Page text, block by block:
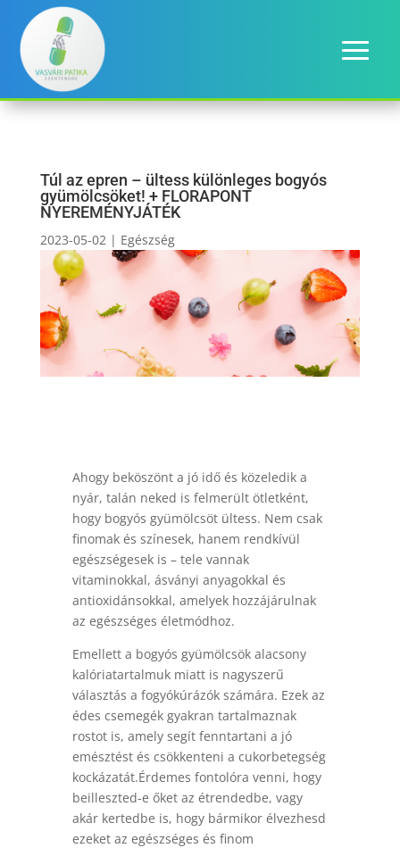
Túl az epren – ültess különleges bogyós
gyümölcsöket! + FLORAPONT
NYEREMÉNYJÁTÉK
2023-05-02| Egészség
Ahogy beköszönt a jó idő és közeledik a
nyár, talán neked is felmerült ötletként,
hogy bogyós gyümölcsöt ültess. Nem csak
finomak és színesek, hanem rendkívül
egészségesek is – tele vannak
vitaminokkal, ásványi anyagokkal és
antioxidánsokkal, amelyek hozzájárulnak
az egészséges életmódhoz.
Emellett a bogyós gyümölcsök alacsony
kalóriatartalmuk miatt is nagyszerű
választás a fogyókúrázók számára. Ezek az
édes csemegék gyakran tartalmaznak
rostot is, amely segít fenntartani a jó
emésztést és csökkenteni a cukorbetegség
kockázatát.Érdemes fontolóra venni, hogy
beilleszted-e őket az étrendedbe, vagy
akár kertedbe is, hogy bármikor élvezhesd
ezeket az egészséges és finom